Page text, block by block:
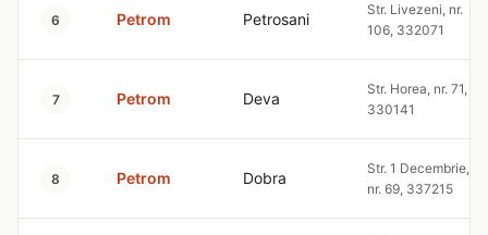
6 Petrom Petrosani
Str. Livezeni, nr.
106, 332071
7 Petrom Deva
Str. Horea, nr. 71,
330141
8 Petrom Dobra
Str. 1 Decembrie,
nr. 69, 337215